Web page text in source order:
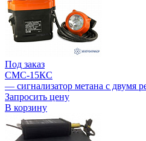
Под заказ
СМС-15КC
— сигнализатор метана с двумя
Запросить цену
В корзину